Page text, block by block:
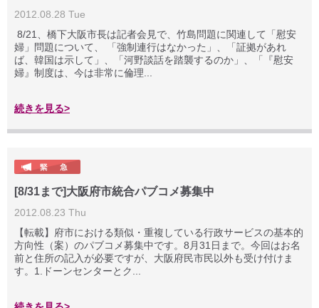
2012.08.28 Tue
8/21、橋下大阪市長は記者会見で、竹島問題に関連して「慰安
婦」問題について、 「強制連行はなかった」、「証拠があれ
ば、韓国は示して」、「河野談話を踏襲するのか」、「『慰安
婦』制度は、今は非常に倫理...
続きを見る>
[8/31まで]大阪府市統合パブコメ募集中
2012.08.23 Thu
【転載】府市における類似・重複している行政サービスの基本的
方向性（案）のパブコメ募集中です。8月31日まで。今回はお名
前と住所の記入が必要ですが、大阪府民市民以外も受け付けま
す。1.ドーンセンターとク...